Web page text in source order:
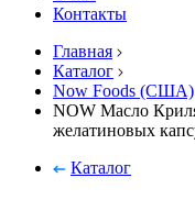
Контакты
Главная
Каталог
Now Foods (США)
NOW Масло
желатиновых
Каталог